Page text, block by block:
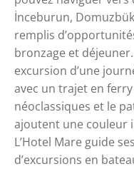
İnceburun,
remplis
bronzage et
excursion d’une
avec un trajet en
néoclassiques et le
ajoutent une couleur
L’Hotel Mare guide
d’excursions en